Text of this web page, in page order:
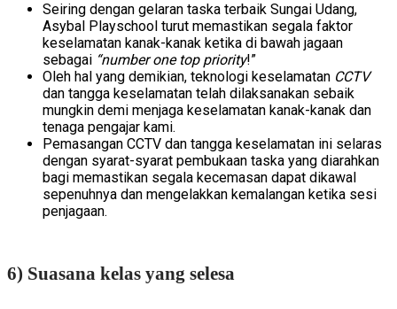
Seiring dengan gelaran taska terbaik Sungai Udang,
Asybal Playschool turut memastikan segala faktor
keselamatan kanak-kanak ketika di bawah jagaan
sebagai “number one top priority!”
Oleh hal yang demikian, teknologi keselamatan CCTV
dan tangga keselamatan telah dilaksanakan sebaik
mungkin demi menjaga keselamatan kanak-kanak dan
tenaga pengajar kami.
Pemasangan CCTV dan tangga keselamatan ini selaras
dengan syarat-syarat pembukaan taska yang diarahkan
bagi memastikan segala kecemasan dapat dikawal
sepenuhnya dan mengelakkan kemalangan ketika sesi
penjagaan.
6) Suasana kelas yang selesa